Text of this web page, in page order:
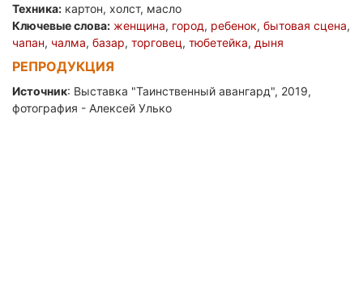
Техника: картон, холст, масло
Ключевые слова: женщина, город, ребенок, бытовая сцена,
чапан, чалма, базар, торговец, тюбетейка, дыня
РЕПРОДУКЦИЯ
Источник: Выставка "Таинственный авангард", 2019,
фотография - Алексей Улько